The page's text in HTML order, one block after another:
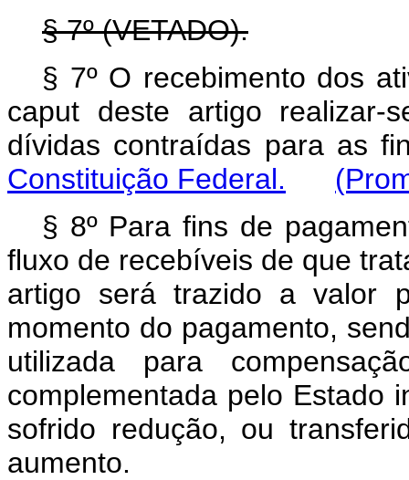
§ 7º (VETADO).
§ 7º O recebimento dos
caput deste artigo realizar-
dívidas contraídas para as
Constituição Federal.
§ 8º Para fins de
fluxo de recebíveis de que
artigo será trazido a valor
momento do pagamento,
utilizada para
complementada pelo Estado
sofrido redução, ou
aumento.